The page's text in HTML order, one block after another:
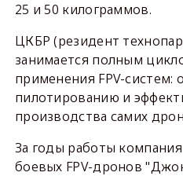
25 и 50 килограммов.
ЦКБР (резидент
занимается полным
применения FPV-систем:
пилотированию и
производства самих
За годы работы
боевых FPV-дронов